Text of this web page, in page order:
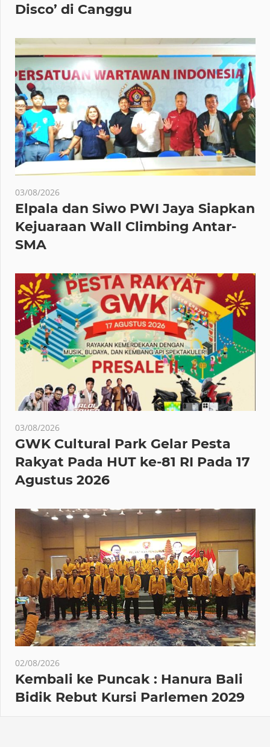
Disco’ di Canggu
03/08/2026
Elpala dan Siwo PWI Jaya Siapkan
Kejuaraan Wall Climbing Antar-
SMA
03/08/2026
GWK Cultural Park Gelar Pesta
Rakyat Pada HUT ke-81 RI Pada 17
Agustus 2026
02/08/2026
Kembali ke Puncak : Hanura Bali
Bidik Rebut Kursi Parlemen 2029